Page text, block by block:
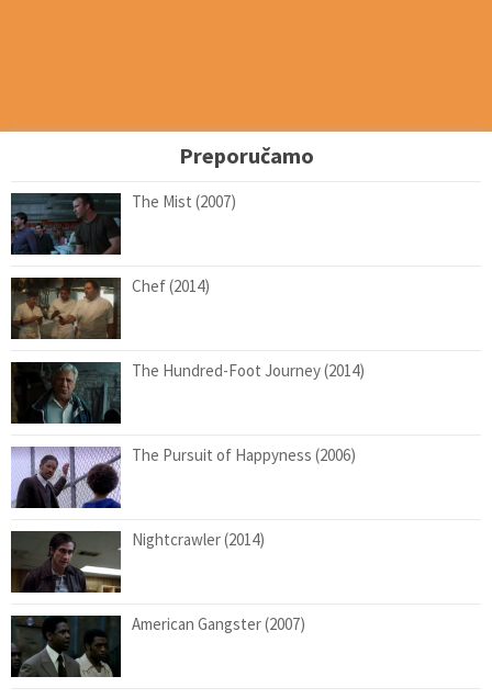
Preporučamo
The Mist (2007)
Chef (2014)
The Hundred-Foot Journey (2014)
The Pursuit of Happyness (2006)
Nightcrawler (2014)
American Gangster (2007)